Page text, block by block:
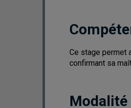
Ce stage permet
confirmant sa